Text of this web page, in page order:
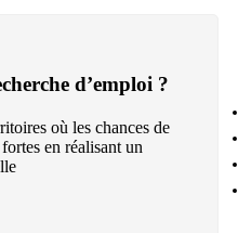
d’emploi ?
où les chances de
en réalisant un